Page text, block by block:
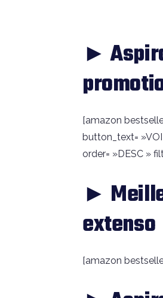
►
[amazon
button_text=
order= »DESC »
►
extenso
[amazon